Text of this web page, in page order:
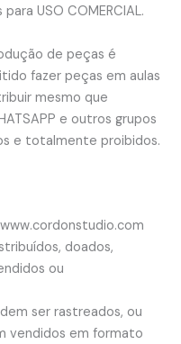
USO COMERCIAL.
de peças é
fazer peças em aulas
mesmo que
e outros grupos
e totalmente proibidos.
doados,
ou
ser rastreados, ou
vendidos em formato